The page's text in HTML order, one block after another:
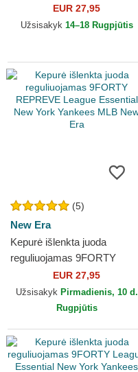
League Phoenix Suns NBA
New Era
EUR 27,95
Užsisakyk 14–18 Rugpjūtis
(5)
New Era
Kepurė išlenkta juoda
reguliuojamas 9FORTY
REPREVE League Essential
New York Yankees MLB
EUR 27,95
Užsisakyk Pirmadienis, 10 d.
Rugpjūtis